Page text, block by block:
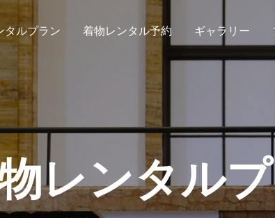
タルプラン 着物レンタル予約 ギャラリー
レンタル